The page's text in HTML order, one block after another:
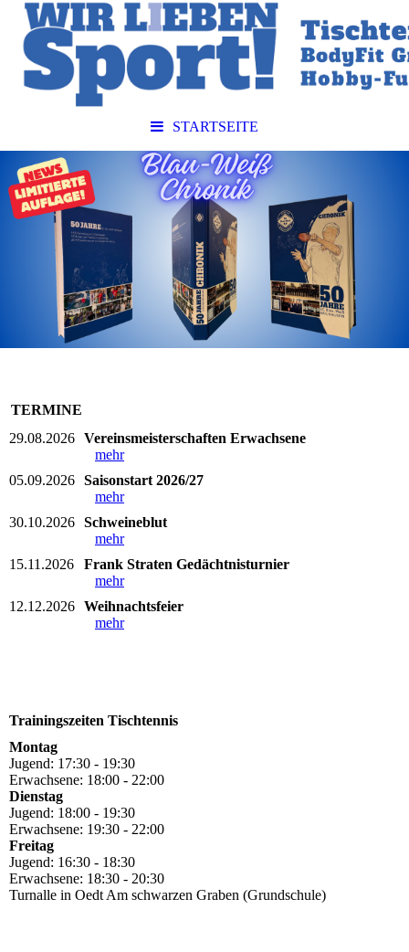
STARTSEITE
TERMINE
29.08.2026 Vereinsmeisterschaften Erwachsene
mehr
05.09.2026 Saisonstart 2026/27
mehr
30.10.2026 Schweineblut
mehr
15.11.2026
Frank Straten Gedächtnisturnier
mehr
12.12.2026 Weihnachtsfeier
mehr
Trainingszeiten Tischtennis
Montag
Jugend: 17:30 - 19:30
Erwachsene: 18:00 - 22:00
Dienstag
Jugend: 18:00 - 19:30
Erwachsene: 19:30 - 22:00
Freitag
Jugend: 16:30 - 18:30
Erwachsene: 18:30 - 20:30
Turnalle in Oedt Am schwarzen Graben (Grundschule)